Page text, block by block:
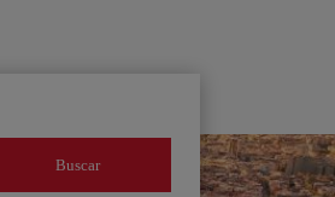
Buscar